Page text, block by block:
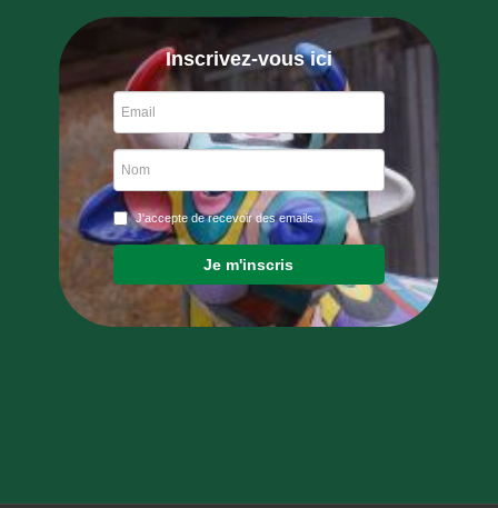
Inscrivez-vous ici
J'accepte de recevoir des emails
Je m'inscris